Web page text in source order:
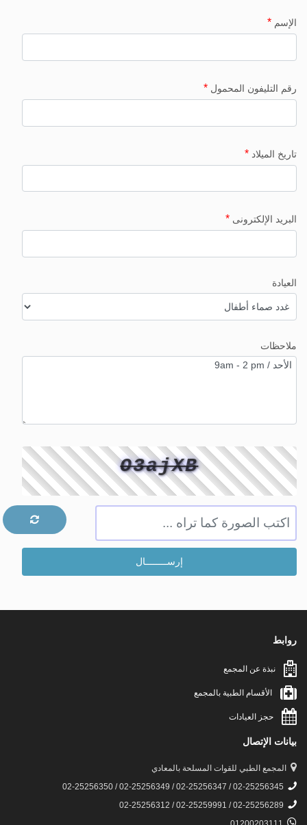
الإسم *
رقم التليفون المحمول *
تاريخ الميلاد *
البريد الإلكترونى *
العيادة
ملاحظات
O3ajXB
روابط
نبذة عن المجمع
الأقسام الطبية بالمجمع
حجز العيادات
بيانات الإتصال
المجمع الطبي للقوات المسلحة بالمعادي